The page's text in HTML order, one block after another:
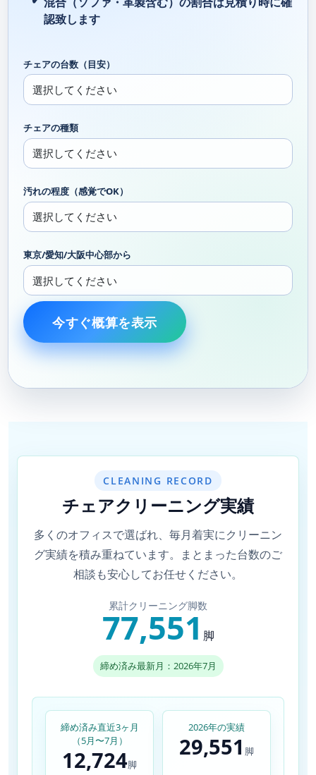
認致します
チェアの台数（目安）
チェアの種類
汚れの程度（感覚でOK）
東京/愛知/大阪中心部から
今すぐ概算を表示
CLEANING RECORD
チェアクリーニング実績
多くのオフィスで選ばれ、毎月着実にクリーニン
グ実績を積み重ねています。まとまった台数のご
相談も安心してお任せください。
累計クリーニング脚数
77,551 脚
締め済み最新月：2026年7月
締め済み直近3ヶ月
（5月〜7月）
12,724脚
2026年の実績
29,551 脚